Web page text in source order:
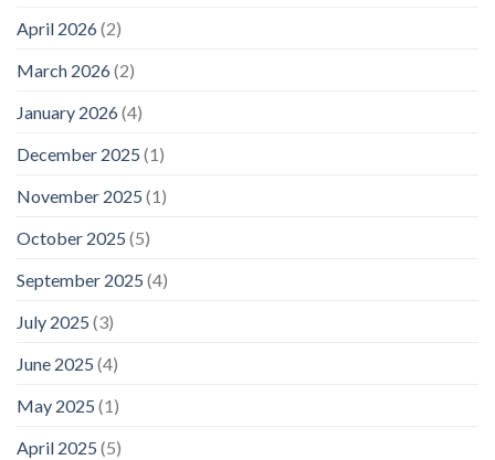
April 2026(2)
March 2026(2)
January 2026(4)
December 2025 (1)
November 2025 (1)
October 2025 (5)
September 2025 (4)
July 2025 (3)
June 2025 (4)
May 2025 (1)
April 2025 (5)